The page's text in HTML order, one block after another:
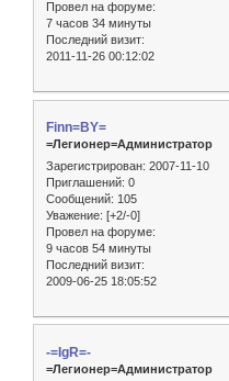
Провел на форуме:
7 часов 34 минуты
Последний визит:
2011-11-26 00:12:02
Finn=BY=
=Легионер=Администратор
Зарегистрирован: 2007-11-10
Приглашений: 0
Сообщений: 105
Уважение: [+2/-0]
Провел на форуме:
9 часов 54 минуты
Последний визит:
2009-06-25 18:05:52
-=IgR=-
=Легионер=Администратор